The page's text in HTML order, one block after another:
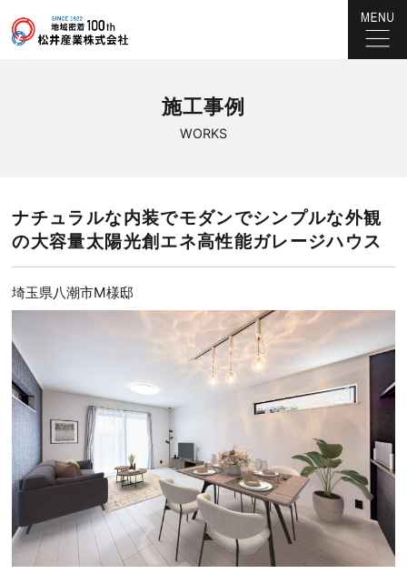
WORKS
施工事例
ナチュラルな内装でモダンでシンプルな外観
の大容量太陽光創エネ高性能ガレージハウス
埼玉県八潮市M様邸